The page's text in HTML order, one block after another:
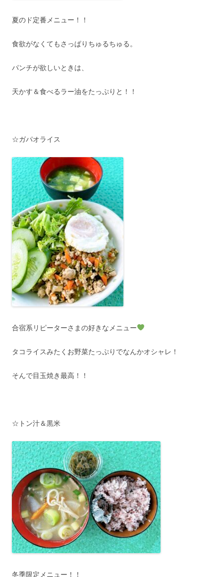
夏のド定番メニュー！！
食欲がなくてもさっぱりちゅるちゅる。
パンチが欲しいときは、
天かす＆食べるラー油をたっぷりと！！
☆ガパオライス
合宿系リピーターさまの好きなメニュー
タコライスみたくお野菜たっぷりでなんかオシャレ！
そんで目玉焼き最高！！
☆トン汁＆黒米
冬季限定メニュー！！